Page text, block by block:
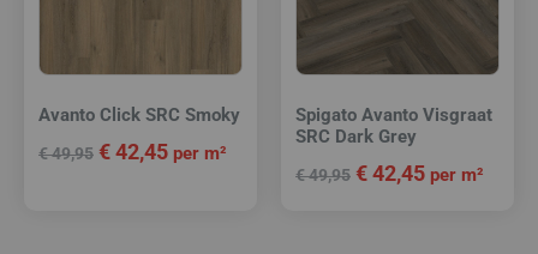
Avanto Click SRC Smoky
€49,95 €42,45 per m²
Spigato Avanto Visgraat
SRC Dark Grey
€49,95 €42,45 per m²